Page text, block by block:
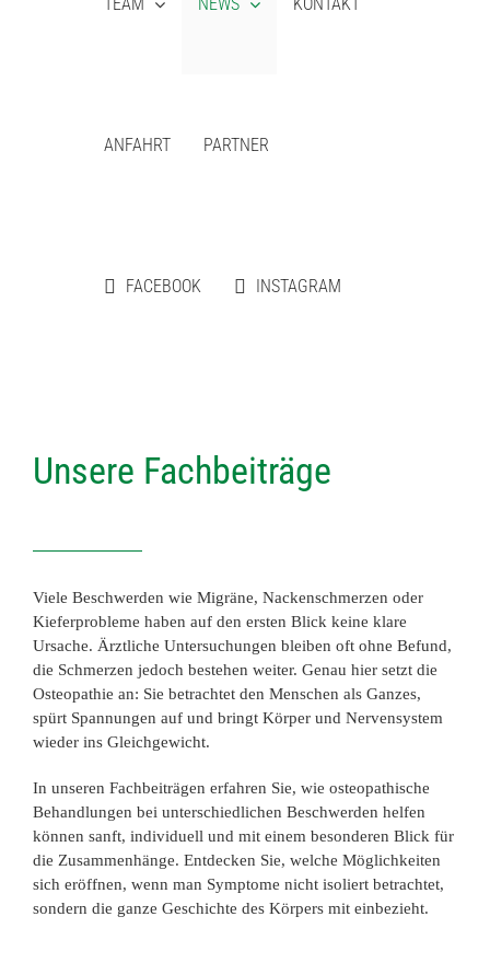
ANFAHRT PARTNER
FACEBOOK INSTAGRAM
Unsere Fachbeiträge
Viele Beschwerden wie Migräne, Nackenschmerzen oder
Kieferprobleme haben auf den ersten Blick keine klare
Ursache. Ärztliche Untersuchungen bleiben oft ohne Befund,
die Schmerzen jedoch bestehen weiter. Genau hier setzt die
Osteopathie an: Sie betrachtet den Menschen als Ganzes,
spürt Spannungen auf und bringt Körper und Nervensystem
wieder ins Gleichgewicht.
In unseren Fachbeiträgen erfahren Sie, wie osteopathische
Behandlungen bei unterschiedlichen Beschwerden helfen
können sanft, individuell und mit einem besonderen Blick für
die Zusammenhänge. Entdecken Sie, welche Möglichkeiten
sich eröffnen, wenn man Symptome nicht isoliert betrachtet,
sondern die ganze Geschichte des Körpers mit einbezieht.